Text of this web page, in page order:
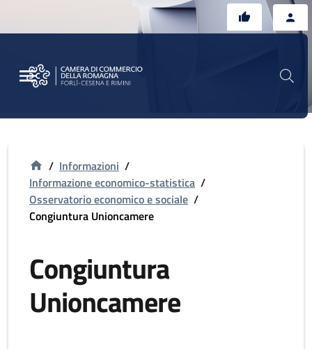
/ Informazioni /
Informazione economico-statistica /
Osservatorio economico e sociale /
Congiuntura Unioncamere
Congiuntura
Unioncamere